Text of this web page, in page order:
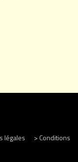
légales
> Conditions